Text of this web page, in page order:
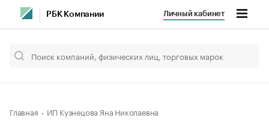
РБК Компании Личный кабинет
Главная ИП Кузнецова Яна Николаевна